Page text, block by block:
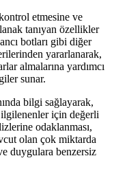
etmesine ve
tanıyan özellikler
botları gibi diğer
yararlanarak,
almalarına yardımcı
sunar.
bilgi sağlayarak,
ilgilenenler için değerli
odaklanması,
olan çok miktarda
duygulara benzersiz